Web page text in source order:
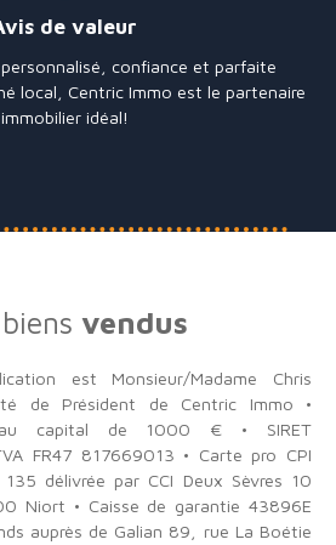
de valeur
confiance et parfaite
local, Centric Immo est le partenaire
immobilier idéal!
vendus
est Monsieur/Madame Chris
de Président de Centric Immo •
au capital de 1000 € • SIRET
FR47 817669013 • Carte pro CPI
délivrée par CCI Deux Sèvres 10
Niort • Caisse de garantie 43896E
auprès de Galian 89, rue La Boétie